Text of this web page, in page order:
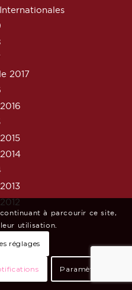
2017
tangon
à parcourir ce site,
utilisation.
réglages
Paramètres